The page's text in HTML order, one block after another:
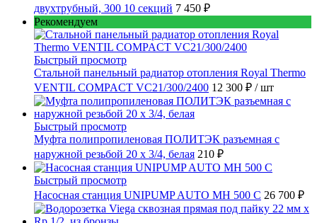
двухтрубный, 300 10 секций 7 450 ₽
Рекомендуем
Быстрый просмотр
Стальной панельный радиатор отопления Royal Thermo
VENTIL COMPACT VC21/300/2400 12 300 ₽ / шт
Быстрый просмотр
Муфта полипропиленовая ПОЛИТЭК разъемная с
наружной резьбой 20 x 3/4, белая 210 ₽
Быстрый просмотр
Насосная станция UNIPUMP AUTO MH 500 С 26 700 ₽